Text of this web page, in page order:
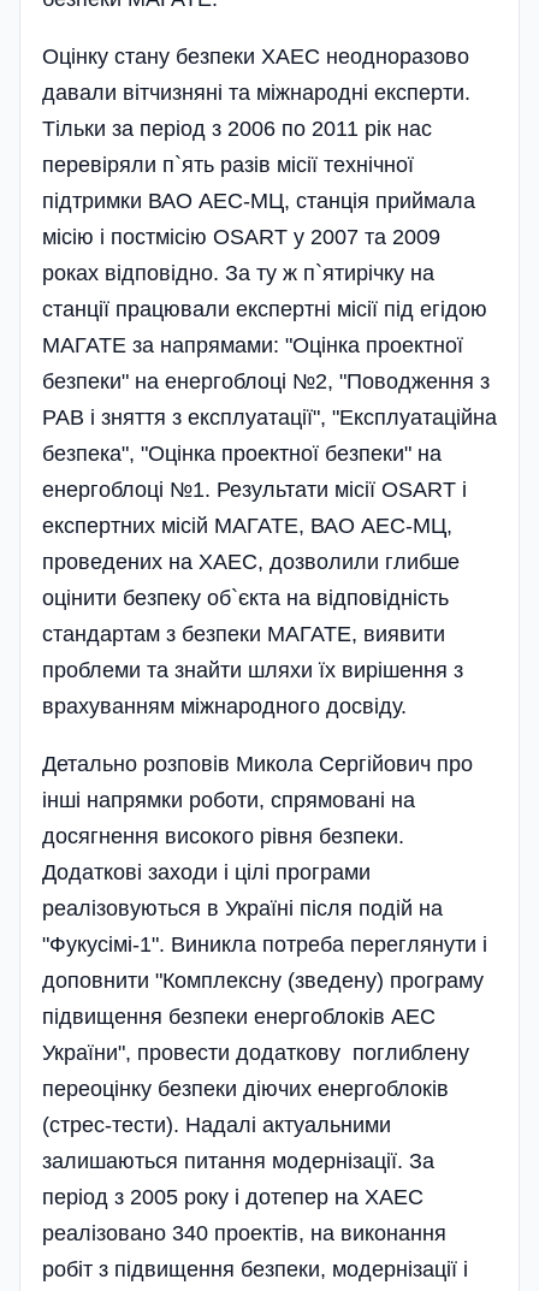
Оцінку стану безпеки ХАЕС неодноразово
давали вітчизняні та міжнародні експерти.
Тільки за період з 2006 по 2011 рік нас
перевіряли п`ять разів місії технічної
підтримки ВАО АЕС-МЦ, станція приймала
місію і постмісію OSART у 2007 та 2009
роках відповідно. За ту ж п`ятирічку на
станції працювали експертні місії під егідою
МАГАТЕ за напрямами: "Оцінка проектної
безпеки" на енергоблоці №2, "Поводження з
РАВ і зняття з експлуатації", "Експлуатаційна
безпека", "Оцінка проектної безпеки" на
енергоблоці №1. Результати місії OSART і
експертних місій МАГАТЕ, ВАО АЕС-МЦ,
проведених на ХАЕС, дозволили глибше
оцінити безпеку об`єкта на відповідність
стандартам з безпеки МАГАТЕ, виявити
проблеми та знайти шляхи їх вирішення з
врахуванням міжнародного досвіду.
Детально розповів Микола Сергійович про
інші напрямки роботи, спрямовані на
досягнення високого рівня безпеки.
Додаткові заходи і цілі програми
реалізовуються в Україні після подій на
"Фукусімі-1". Виникла потреба переглянути і
доповнити "Комплексну (зведену) програму
підвищення безпеки енергоблоків АЕС
України", провести додаткову поглиблену
переоцінку безпеки діючих енергоблоків
(стрес-тести). Надалі актуальними
залишаються питання модернізації. За
період з 2005 року і дотепер на ХАЕС
реалізовано 340 проектів, на виконання
робіт з підвищення безпеки, модернізації і